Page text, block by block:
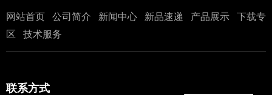
网站首页 公司简介 新闻中心 新品速递 产品展示
下载专
区
技术服务
联系方式